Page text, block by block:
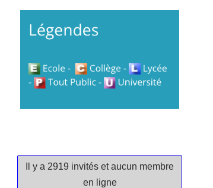
Il y a 2919 invités et aucun membre
en ligne